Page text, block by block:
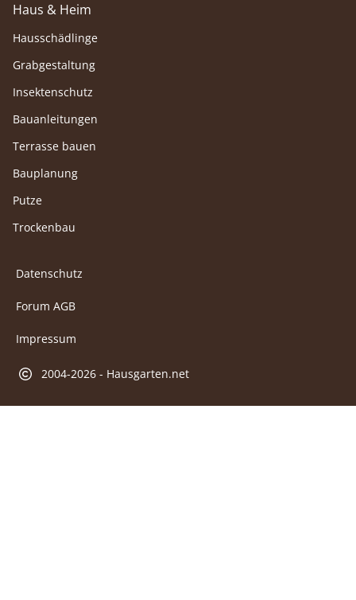
Haus & Heim
Hausschädlinge
Grabgestaltung
Insektenschutz
Bauanleitungen
Terrasse bauen
Bauplanung
Putze
Trockenbau
Datenschutz
Forum AGB
Impressum
2004-2026 - Hausgarten.net